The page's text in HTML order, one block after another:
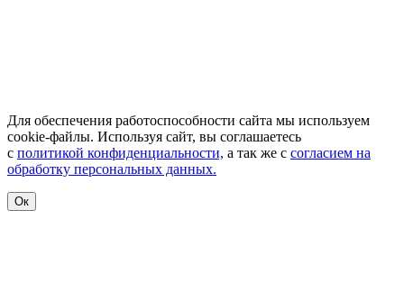
Для обеспечения работоспособности сайта мы используем
cookie-файлы. Используя сайт, вы соглашаетесь
с политикой конфиденциальности, а так же с согласием на
обработку персональных данных.
Ок